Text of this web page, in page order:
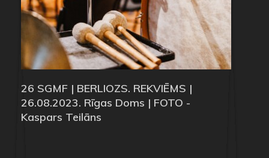
26 SGMF | BERLIOZS. REKVIĒMS |
26.08.2023. Rīgas Doms | FOTO -
Kaspars Teilāns